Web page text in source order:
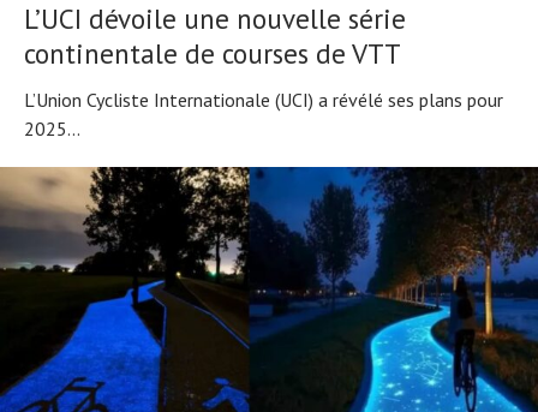
L’UCI dévoile une nouvelle série
continentale de courses de VTT
L’Union Cycliste Internationale (UCI) a révélé ses plans pour
2025...